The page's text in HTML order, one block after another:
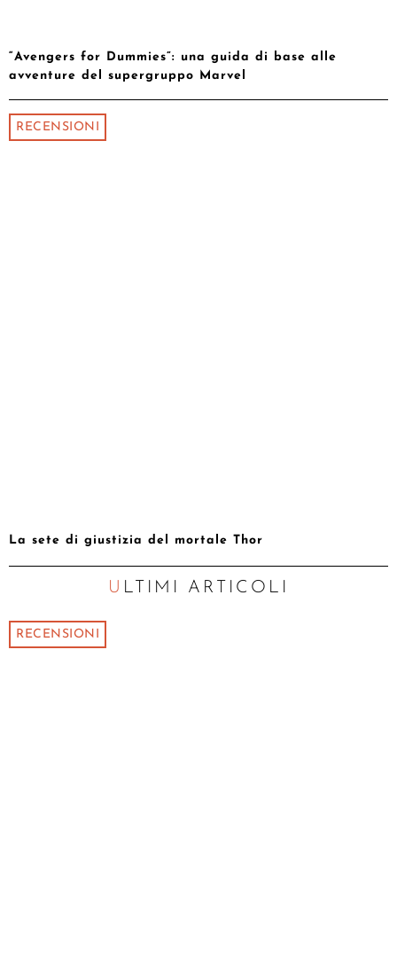
“Avengers for Dummies”: una guida di base alle
avventure del supergruppo Marvel
RECENSIONI
La sete di giustizia del mortale Thor
ULTIMI ARTICOLI
RECENSIONI